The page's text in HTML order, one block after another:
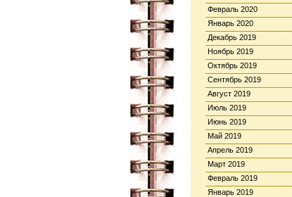
Февраль 2020
Январь 2020
Декабрь 2019
Ноябрь 2019
Октябрь 2019
Сентябрь 2019
Август 2019
Июль 2019
Июнь 2019
Май 2019
Апрель 2019
Март 2019
Февраль 2019
Январь 2019